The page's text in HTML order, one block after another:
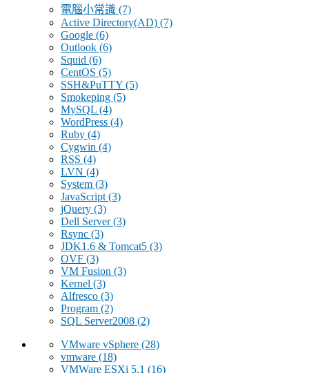
電腦小常識 (7)
Active Directory(AD) (7)
Google (6)
Outlook (6)
Squid (6)
CentOS (5)
SSH&PuTTY (5)
Smokeping (5)
MySQL (4)
WordPress (4)
Ruby (4)
Cygwin (4)
RSS (4)
LVN (4)
System (3)
JavaScript (3)
jQuery (3)
Dell Server(3)
Rsync (3)
JDK1.6 & Tomcat5 (3)
OVF (3)
VM Fusion (3)
Kernel (3)
Alfresco (3)
Program (2)
SQL Server2008 (2)
VMware vSphere (28)
vmware (18)
VMWare ESXi 5.1 (16)